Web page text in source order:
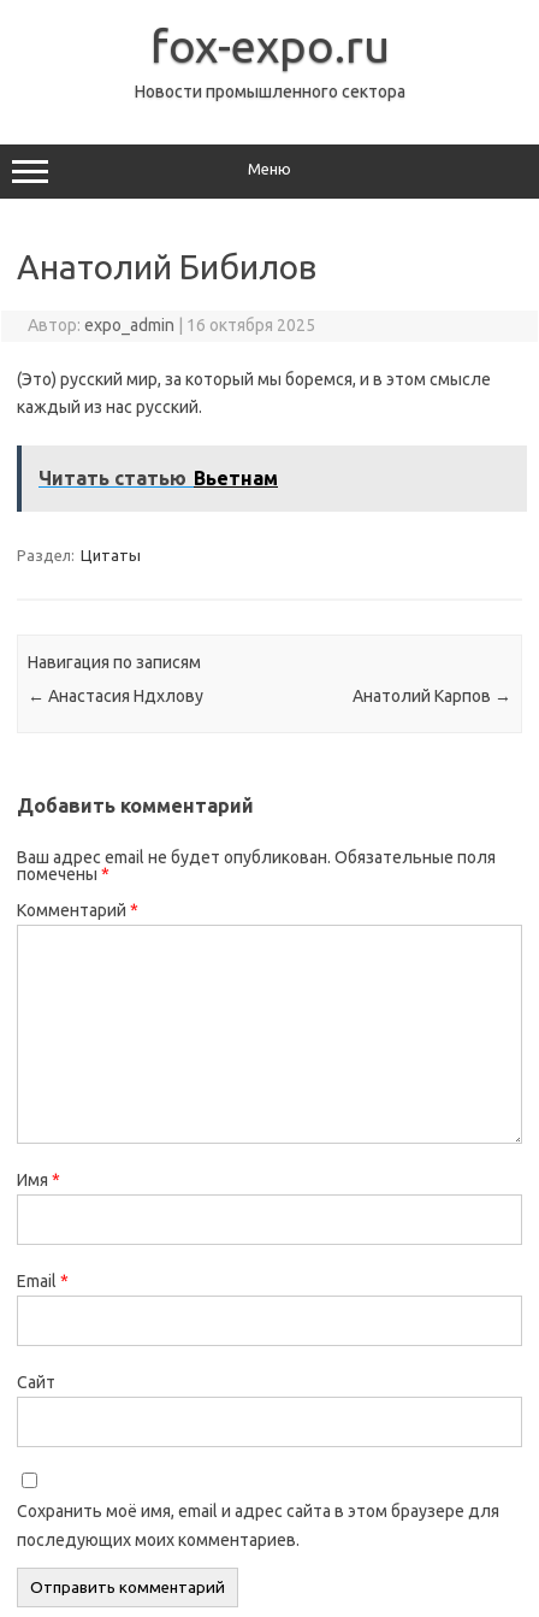
fox-expo.ru
Новости промышленного сектора
Меню
Анатолий Бибилов
Автор: expo_admin 16 октября 2025
(Это) русский мир, за который мы боремся, и в этом смысле
каждый из нас русский.
Читать статью Вьетнам
Раздел: Цитаты
Навигация по записям
← Анастасия Ндхлову Анатолий Карпов →
Добавить комментарий
Ваш адрес email не будет опубликован. Обязательные поля
помечены *
Комментарий *
Имя *
Email *
Сайт
Сохранить моё имя, email и адрес сайта в этом браузере для
последующих моих комментариев.